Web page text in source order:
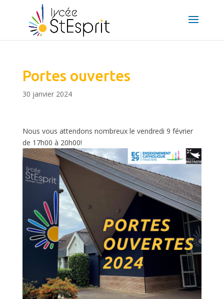
Portes ouvertes
30 janvier 2024
Nous vous attendons nombreux le vendredi 9 février
de 17h00 à 20h00!